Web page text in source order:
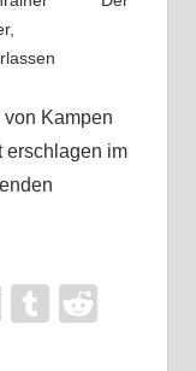
,
Kampen
erschlagen im
EmailTumblr